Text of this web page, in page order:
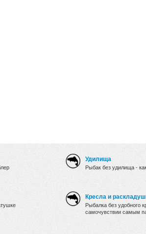
Удилища
Рыбак без удилища -
Кресла и
Рыбалка без удобного
самочувствии самым